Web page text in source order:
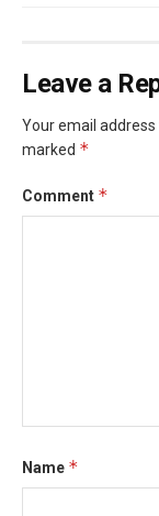
Leave a
Your email address
marked *
Comment *
Name *